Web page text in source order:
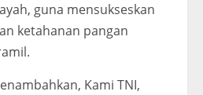
guna mensukseskan
ketahanan pangan
Kami TNI,